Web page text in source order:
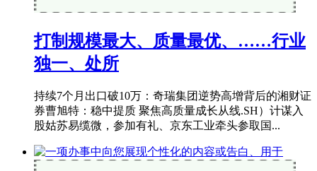
打制规模最大、质量最优、……行业
独一、处所
持续7个月出口破10万：奇瑞集团逆势高增背后的湘财证
券曹旭特：稳中提质 聚焦高质量成长从线.SH）计谋入
股姑苏易缆微，参加有礼、京东工业牵头参取国...